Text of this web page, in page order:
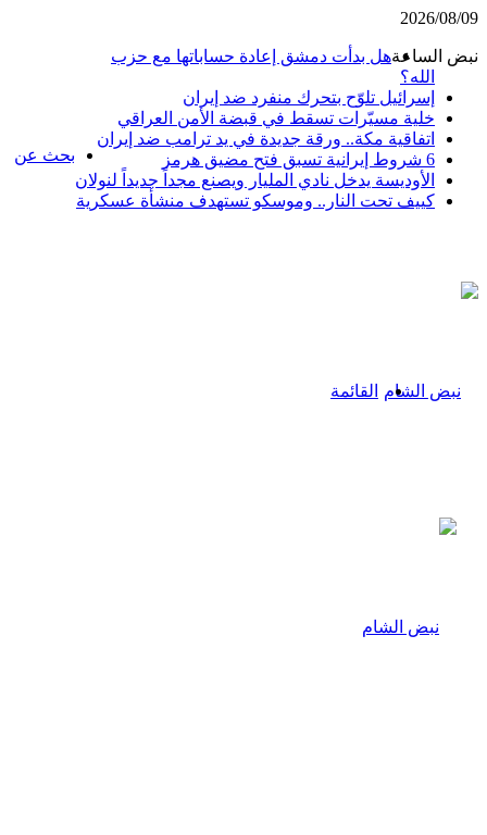
2026/08/09
نبض الساعةهل بدأت دمشق إعادة حساباتها مع حزب
الله؟
إسرائيل تلوّح بتحرك منفرد ضد إيران
خلية مسيّرات تسقط في قبضة الأمن العراقي
اتفاقية مكة.. ورقة جديدة في يد ترامب ضد إيران
6 شروط إيرانية تسبق فتح مضيق هرمز
الأوديسة يدخل نادي المليار ويصنع مجداً جديداً لنولان
كييف تحت النار.. وموسكو تستهدف منشأة عسكرية
بحث عن
القائمة